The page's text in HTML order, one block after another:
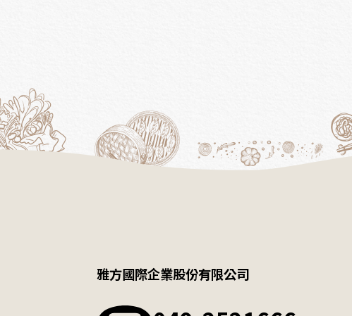
雅方國際企業股份有限公司